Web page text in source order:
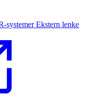
systemerEkstern lenke